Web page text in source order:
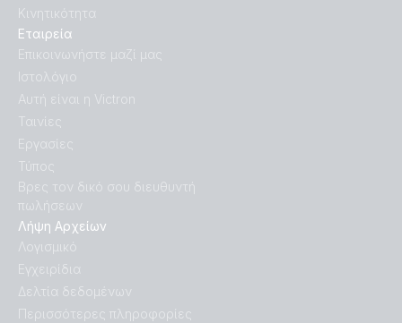
Λήψη Αρχείων
Λογισμικό
Εγχειρίδια
Δελτία δεδομένων
Περισσότερες πληροφορίες
Κινητικότητα
Εταιρεία
Επικοινωνήστε μαζί μας
Ιστολόγιο
Αυτή είναι η Victron
Ταινίες
Εργασίες
Τύπος
Βρες τον δικό σου διευθυντή
πωλήσεων